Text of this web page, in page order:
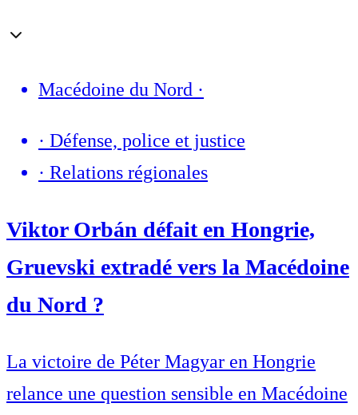
Macédoine du Nord ·
· Défense, police et justice
· Relations régionales
Viktor Orbán défait en Hongrie,
Gruevski extradé vers la Macédoine
du Nord ?
La victoire de Péter Magyar en Hongrie
relance une question sensible en Macédoine